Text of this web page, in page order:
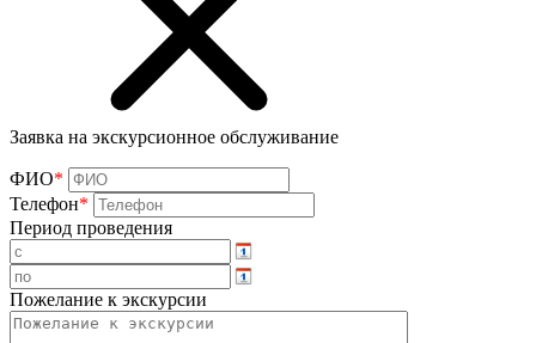
Заявка на экскурсионное обслуживание
ФИО*
Телефон*
Период проведения
Пожелание к экскурсии